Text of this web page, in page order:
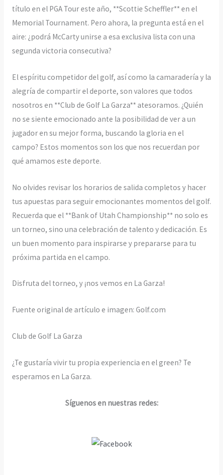
título en el PGA Tour este año, **Scottie Scheffler** en el
Memorial Tournament. Pero ahora, la pregunta está en el
aire: ¿podrá McCarty unirse a esa exclusiva lista con una
segunda victoria consecutiva?
El espíritu competidor del golf, así como la camaradería y la
alegría de compartir el deporte, son valores que todos
nosotros en **Club de Golf La Garza** atesoramos. ¿Quién
no se siente emocionado ante la posibilidad de ver a un
jugador en su mejor forma, buscando la gloria en el
campo? Estos momentos son los que nos recuerdan por
qué amamos este deporte.
No olvides revisar los horarios de salida completos y hacer
tus apuestas para seguir emocionantes momentos del golf.
Recuerda que el **Bank of Utah Championship** no solo es
un torneo, sino una celebración de talento y dedicación. Es
un buen momento para inspirarse y prepararse para tu
próxima partida en el campo.
Disfruta del torneo, y ¡nos vemos en La Garza!
Fuente original de artículo e imagen: Golf.com
Club de Golf La Garza
¿Te gustaría vivir tu propia experiencia en el green? Te
esperamos en La Garza.
Síguenos en nuestras redes: